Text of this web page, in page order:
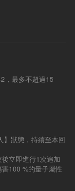
，最多不超過15
】狀態，持續至本回
後立即進行1次追加
100 %的量子屬性